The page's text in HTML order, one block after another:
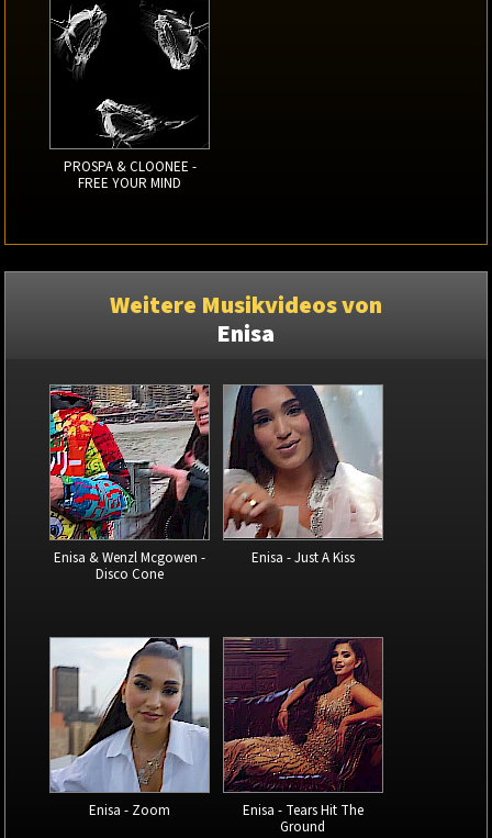
PROSPA & CLOONEE -
FREE YOUR MIND
Weitere Musikvideos von
Enisa
Enisa & Wenzl Mcgowen -
Disco Cone
Enisa - Just A Kiss
Enisa - Zoom
Enisa - Tears Hit The
Ground